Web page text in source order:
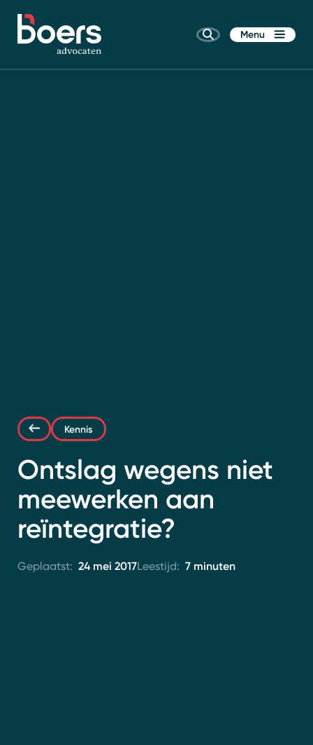
Menu
Kennis
Ontslag wegens niet
meewerken aan
reïntegratie?
Geplaatst: 24 mei 2017Leestijd: 7 minuten